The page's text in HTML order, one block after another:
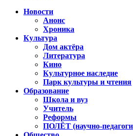
Новости
Анонс
Хроника
Культура
Дом актёра
Литература
Кино
Культурное наследие
Парк культуры и чтения
Образование
Школа и вуз
Учитель
Реформы
ПОЛЁТ (научно-